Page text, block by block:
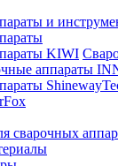
и
KIWI
аппараты
сварочных